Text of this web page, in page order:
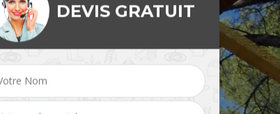
Changement de velux
71
Réparation et
changement de
et faîtage 71
DEVIS GRATUIT